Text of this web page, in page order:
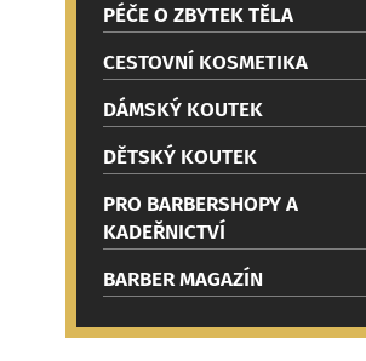
PÉČE O ZBYTEK TĚLA
CESTOVNÍ KOSMETIKA
DÁMSKÝ KOUTEK
DĚTSKÝ KOUTEK
PRO BARBERSHOPY A
KADEŘNICTVÍ
BARBER MAGAZÍN